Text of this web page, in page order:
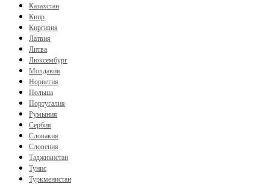
Казахстан
Кипр
Киргизия
Латвия
Литва
Люксембург
Молдавия
Норвегия
Польша
Португалия
Румыния
Сербия
Словакия
Словения
Таджикистан
Тунис
Туркменистан